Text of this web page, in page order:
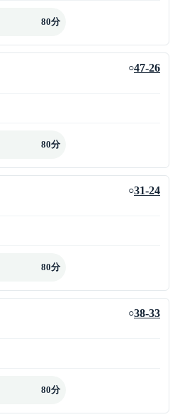
80分
○47-26
80分
○31-24
80分
○38-33
80分